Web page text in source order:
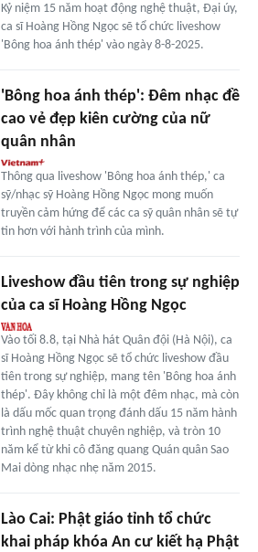
Kỷ niệm 15 năm hoạt động nghệ thuật, Đại úy,
ca sĩ Hoàng Hồng Ngọc sẽ tổ chức liveshow
'Bông hoa ánh thép' vào ngày 8-8-2025.
'Bông hoa ánh thép': Đêm nhạc đề
cao vẻ đẹp kiên cường của nữ
quân nhân
Thông qua liveshow 'Bông hoa ánh thép,' ca
sỹ/nhạc sỹ Hoàng Hồng Ngọc mong muốn
truyền cảm hứng để các ca sỹ quân nhân sẽ tự
tin hơn với hành trình của mình.
Liveshow đầu tiên trong sự nghiệp
của ca sĩ Hoàng Hồng Ngọc
Vào tối 8.8, tại Nhà hát Quân đội (Hà Nội), ca
sĩ Hoàng Hồng Ngọc sẽ tổ chức liveshow đầu
tiên trong sự nghiệp, mang tên 'Bông hoa ánh
thép'. Đây không chỉ là một đêm nhạc, mà còn
là dấu mốc quan trọng đánh dấu 15 năm hành
trình nghệ thuật chuyên nghiệp, và tròn 10
năm kể từ khi cô đăng quang Quán quân Sao
Mai dòng nhạc nhẹ năm 2015.
Lào Cai: Phật giáo tỉnh tổ chức
khai pháp khóa An cư kiết hạ Phật